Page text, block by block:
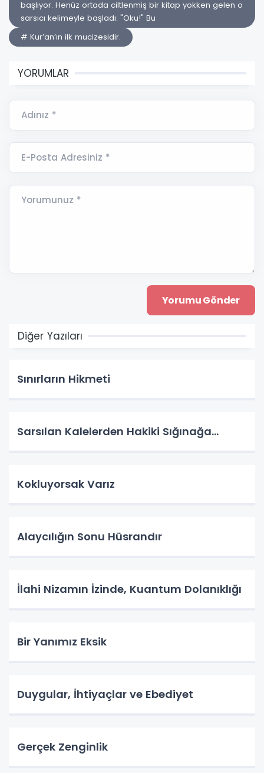
başlıyor. Henüz ortada ciltlenmiş bir kitap yokken gelen o
sarsıcı kelimeyle başladı: "Oku!" ​Bu
# Kur’an’ın ilk mucizesidir.
YORUMLAR
Adınız *
E-Posta Adresiniz *
Yorumunuz *
Diğer Yazıları
Sınırların Hikmeti
Sarsılan Kalelerden Hakiki Sığınağa...
Kokluyorsak Varız
Alaycılığın Sonu Hüsrandır
İlahi Nizamın İzinde, Kuantum Dolanıklığı
Bir Yanımız Eksik
Duygular, İhtiyaçlar ve Ebediyet
Gerçek Zenginlik